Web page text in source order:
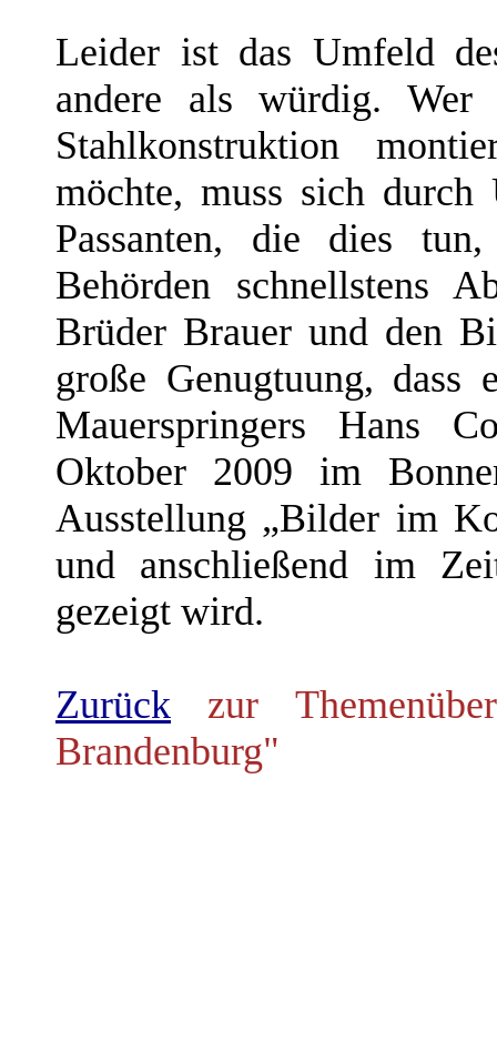
Leider ist das Umfeld
andere als würdig.
Stahlkonstruktion
möchte, muss sich durch
Passanten, die dies
Behörden schnellstens
Brüder Brauer und den
große Genugtuung,
Mauerspringers Hans
Oktober 2009 im
Ausstellung „Bilder im
und anschließend im
gezeigt wird.
Zurück zur
Brandenburg"